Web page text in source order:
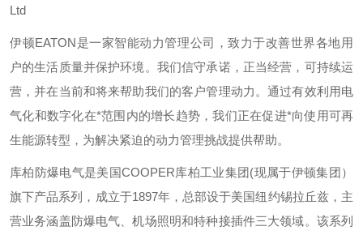
Ltd
伊顿EATON是一家智能动力管理公司，致力于改善世界各地用
户的生活质量并保护环境。我们信守承诺，正当经营，可持续运
营，并在当前和将来帮助我们的客户管理动力。通过有效利用电
气化和数字化在*范围内的增长趋势，我们正在促进*向使用可再
生能源转型，为解决紧迫的动力管理挑战提供帮助。
库柏防爆电气是美国COOPER库柏工业集团(现属于伊顿集团）
旗下产品系列，成立于1897年，总部设于美国纽约锡拉丘兹，主
营业务涵盖防爆电气、机场照明和特种接插件三大领域。该系列